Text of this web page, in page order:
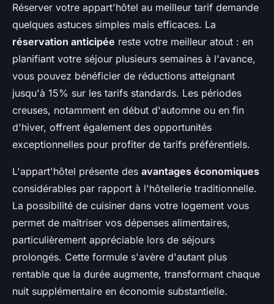
Réserver votre appart'hôtel au meilleur tarif demande
quelques astuces simples mais efficaces. La
réservation anticipée reste votre meilleur atout : en
planifiant votre séjour plusieurs semaines à l'avance,
vous pouvez bénéficier de réductions atteignant
jusqu'à 15% sur les tarifs standards. Les périodes
creuses, notamment en début d'automne ou en fin
d'hiver, offrent également des opportunités
exceptionnelles pour profiter de tarifs préférentiels.
L'appart'hôtel présente des avantages économiques
considérables par rapport à l'hôtellerie traditionnelle.
La possibilité de cuisiner dans votre logement vous
permet de maîtriser vos dépenses alimentaires,
particulièrement appréciable lors de séjours
prolongés. Cette formule s'avère d'autant plus
rentable que la durée augmente, transformant chaque
nuit supplémentaire en économie substantielle.